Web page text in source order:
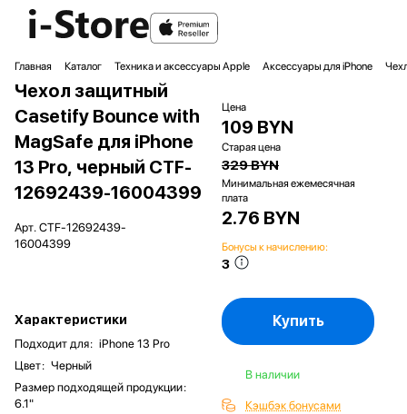
Главная Каталог Техника и аксессуары Apple Аксессуары для iPhone
Чехол защитный
Casetify Bounce with
MagSafe для iPhone
13 Pro, черный CTF-
12692439-16004399
Арт. CTF-12692439-
16004399
Характеристики
Подходит для: iPhone 13 Pro
Цвет: Черный
Размер подходящей продукции:
6.1"
Цена
109 BYN
Старая цена
329 BYN
Минимальная ежемесячная
плата
2.76 BYN
Бонусы к начислению:
3
Купить
В наличии
Кэшбэк бонусами